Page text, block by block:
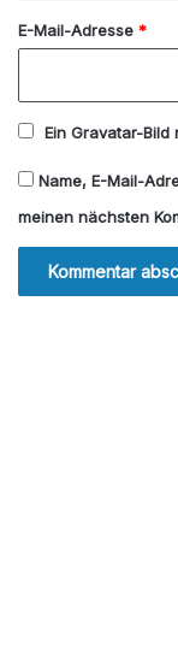
E-Mail-Adresse *
Ein Gravatar-Bild
Name, E-Mail-
meinen nächsten